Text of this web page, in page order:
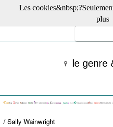
☰
Films récents
Films -TV/plates-formes
Archives
♀ le genre
/ Sally Wainwright
Les
plus